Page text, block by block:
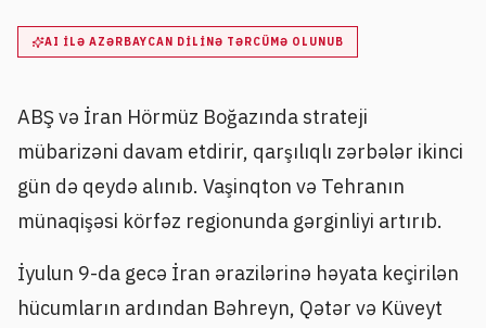
AI ILƏ AZƏRBAYCAN DILINƏ TƏRCÜMƏ OLUNUB
ABŞ və İran Hörmüz Boğazında strateji
mübarizəni davam etdirir, qarşılıqlı zərbələr ikinci
gün də qeydə alınıb. Vaşinqton və Tehranın
münaqişəsi körfəz regionunda gərginliyi artırıb.
İyulun 9-da gecə İran ərazilərinə həyata keçirilən
hücumların ardından Bəhreyn, Qətər və Küveyt